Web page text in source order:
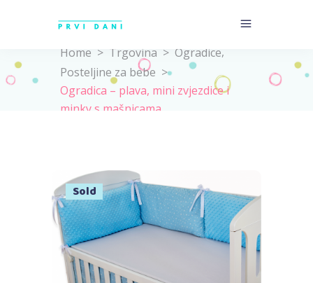
Home > Trgovina > Ogradice,
Posteljine za bebe >
Ogradica – plava, mini zvjezdice i
minky s mašnicama
Sold